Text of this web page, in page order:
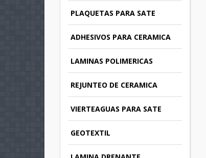
PLAQUETAS PARA SATE
ADHESIVOS PARA CERAMICA
LAMINAS POLIMERICAS
REJUNTEO DE CERAMICA
VIERTEAGUAS PARA SATE
GEOTEXTIL